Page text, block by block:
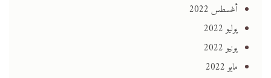
أغسطس 2022
يوليو 2022
يونيو 2022
مايو 2022